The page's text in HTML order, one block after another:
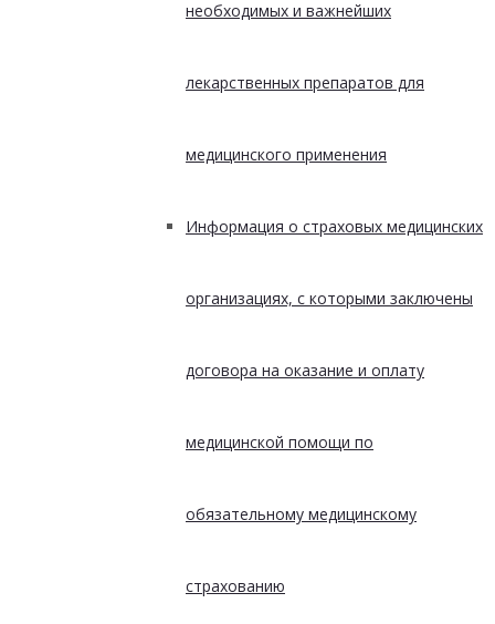
необходимых и важнейших
лекарственных препаратов для
медицинского применения
Информация о страховых медицинских
организациях, с которыми заключены
договора на оказание и оплату
медицинской помощи по
обязательному медицинскому
страхованию